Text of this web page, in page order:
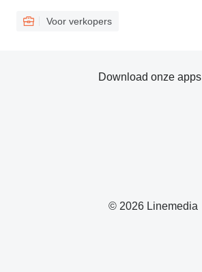
Voor verkopers
© 2026 Linemedia
Download onze apps